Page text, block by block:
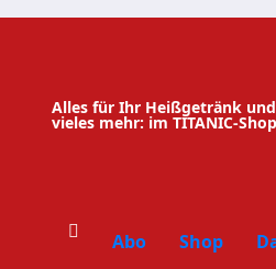
Zum
Alles für Ihr Heißgetränk und
vieles mehr: im TITANIC-Shop
Abo Shop